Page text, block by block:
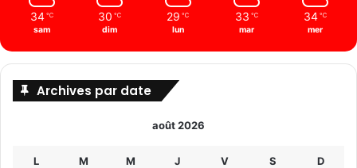
34 ℃
sam
30 ℃
dim
29 ℃
lun
33 ℃
mar
34 ℃
mer
Archives par date
août 2026
L M M J V S D